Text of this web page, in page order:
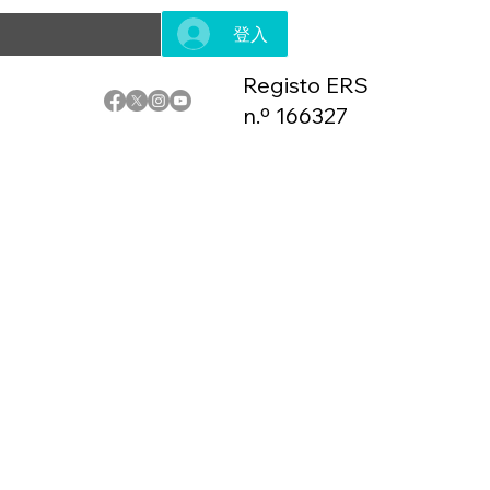
登入
Registo ERS
n.º 166327